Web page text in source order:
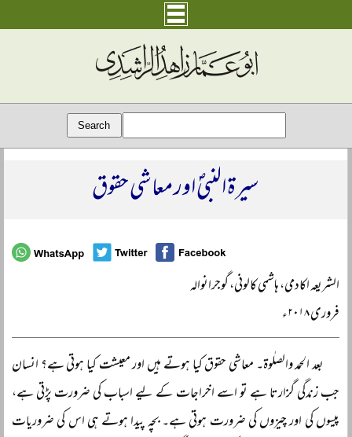
سیرۃ النبیؐ اور معاشی حقوق
الشریعہ اکادمی، ہاشمی کالونی، گوجرانوالہ
فروری ۲۰۱۸ء
بعد الحمد والصلٰوۃ۔ معاشی حقوق کیا ہوتے ہیں اور معیشت کیا ہوتی ہے؟ انسان
جب زندگی گزارتا ہے تو اسے اخراجات کے لیے اسباب کی ضرورت پڑتی ہے،
پیسوں کی اور چیزوں کی ضرورت ہوتی ہے۔ بچہ پیدا ہوتے ہی اس کی ضروریات